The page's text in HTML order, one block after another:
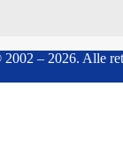
– 2026. Alle